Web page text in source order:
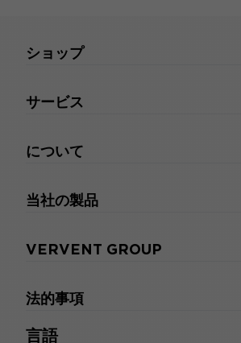
言語
ショップ
サービス
について
当社の製品
VERVENT GROUP
法的事項